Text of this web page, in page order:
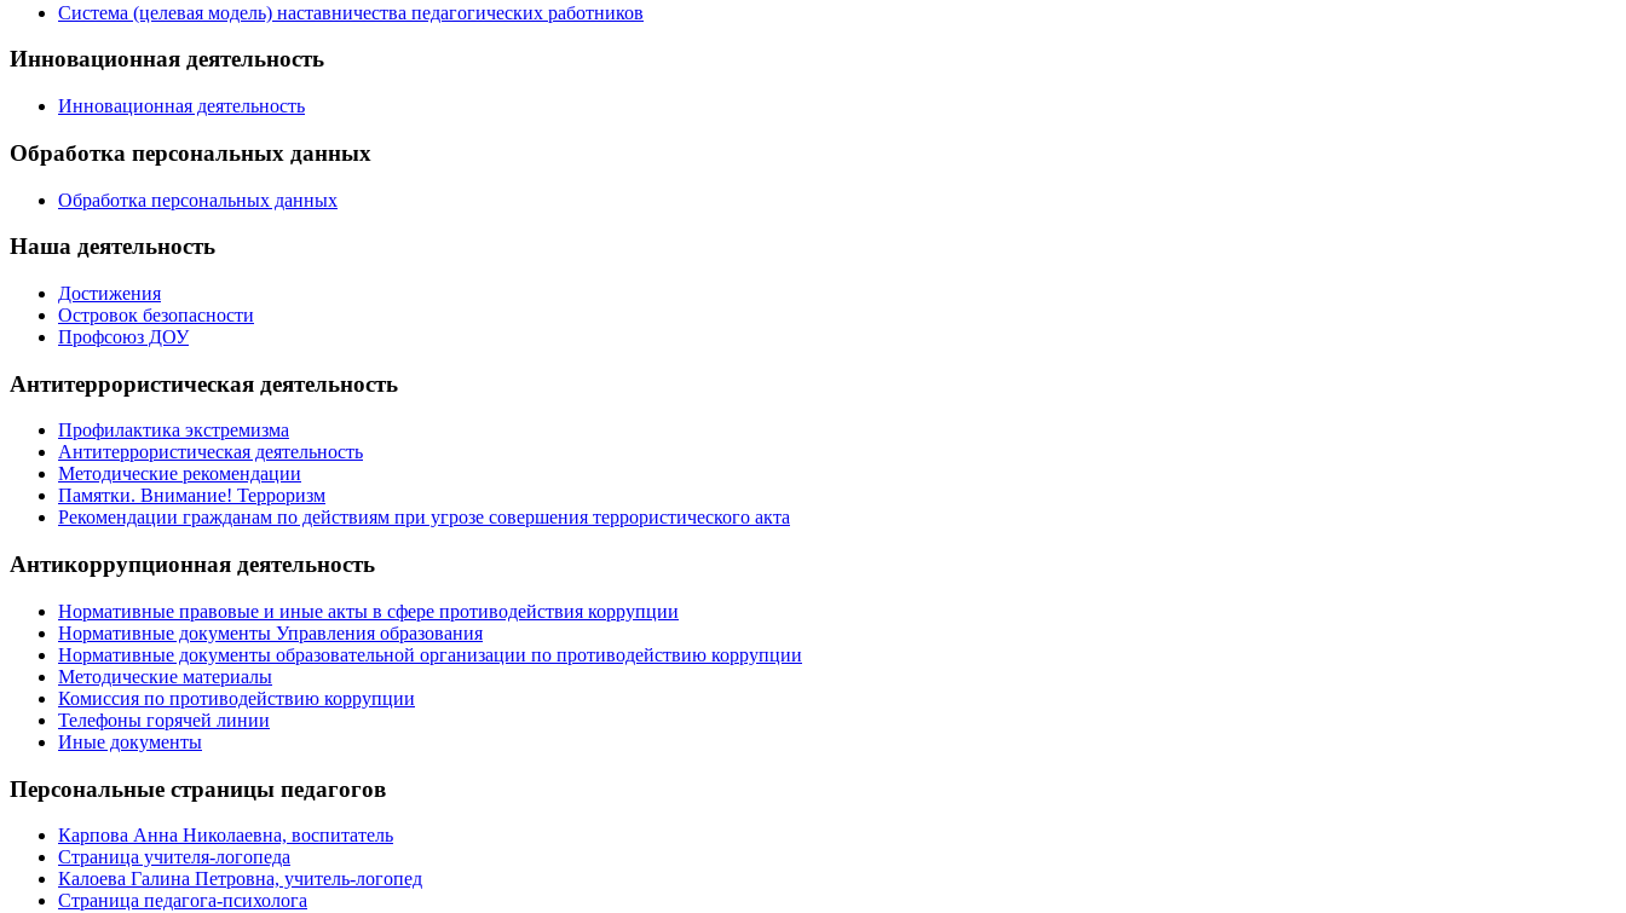
Система (целевая модель) наставничества педагогических работников
Инновационная деятельность
Инновационная деятельность
Обработка персональных данных
Обработка персональных данных
Наша деятельность
Достижения
Островок безопасности
Профсоюз ДОУ
Антитеррористическая деятельность
Профилактика экстремизма
Антитеррористическая деятельность
Методические рекомендации
Памятки. Внимание! Терроризм
Рекомендации гражданам по действиям при угрозе совершения террористического акта
Антикоррупционная деятельность
Нормативные правовые и иные акты в сфере противодействия коррупции
Нормативные документы Управления образования
Нормативные документы образовательной организации по противодействию коррупции
Методические материалы
Комиссия по противодействию коррупции
Телефоны горячей линии
Иные документы
Персональные страницы педагогов
Карпова Анна Николаевна, воспитатель
Страница учителя-логопеда
Калоева Галина Петровна, учитель-логопед
Страница педагога-психолога